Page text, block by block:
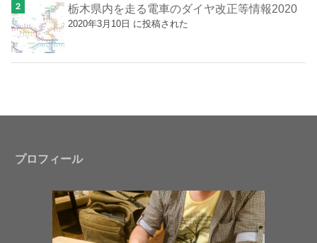
栃木県内を走る電車のダイヤ改正等情報2020
2020年3月10日 に投稿された
プロフィール